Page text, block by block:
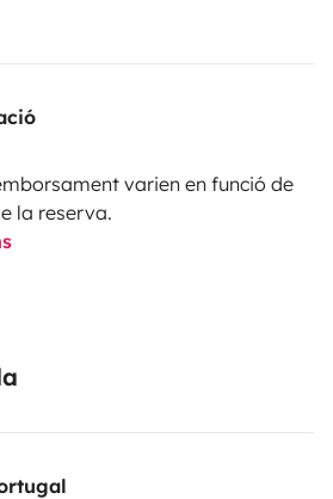
varien en funció de
la reserva.